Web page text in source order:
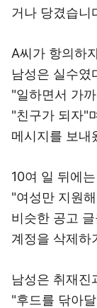
거나 당겼습니
A씨가 항의하
남성은 실수였
"일하면서 가
"친구가 되자"
메시지를 보내
10여 일 뒤에는
"여성만 지원
비슷한 공고
계정을 삭제하
남성은 취재진
"후드를 닦아